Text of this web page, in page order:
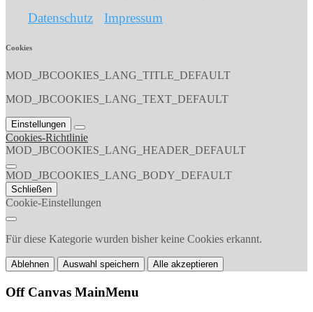
Datenschutz Impressum
Cookies
MOD_JBCOOKIES_LANG_TITLE_DEFAULT
MOD_JBCOOKIES_LANG_TEXT_DEFAULT
Einstellungen
Cookies-Richtlinie
MOD_JBCOOKIES_LANG_HEADER_DEFAULT
MOD_JBCOOKIES_LANG_BODY_DEFAULT
Schließen
Cookie-Einstellungen
Für diese Kategorie wurden bisher keine Cookies erkannt.
Ablehnen Auswahl speichern Alle akzeptieren
Off Canvas MainMenu